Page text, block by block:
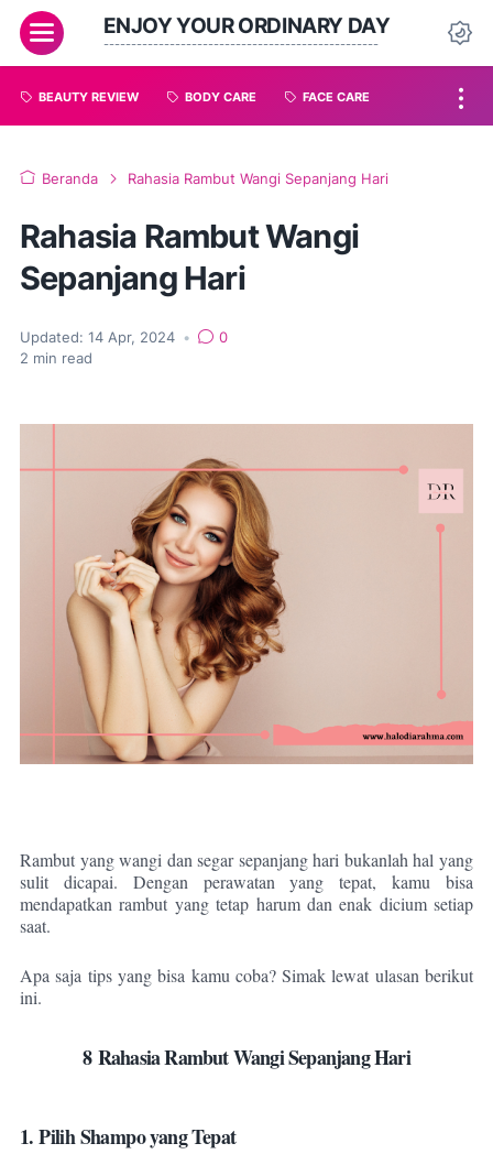
ENJOY YOUR ORDINARY DAY
--------------------------------------------------
BEAUTY REVIEW BODY CARE FACE CARE
Beranda Rahasia Rambut Wangi Sepanjang Hari
Rahasia Rambut Wangi
Sepanjang Hari
Updated: 14 Apr, 2024 •
0
2 min read
Rambut yang wangi dan segar sepanjang hari bukanlah hal yang
sulit dicapai. Dengan perawatan yang tepat, kamu bisa
mendapatkan rambut yang tetap harum dan enak dicium setiap
saat.
Apa saja tips yang bisa kamu coba? Simak lewat ulasan berikut
ini.
8Rahasia Rambut Wangi Sepanjang Hari
1. Pilih Shampo yang Tepat